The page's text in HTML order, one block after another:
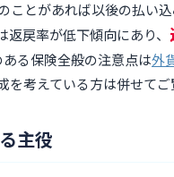
ことがあれば以後の払い
戻率が低下傾向にあり、
る保険全般の注意点は外
考えている方は併せてご
主役